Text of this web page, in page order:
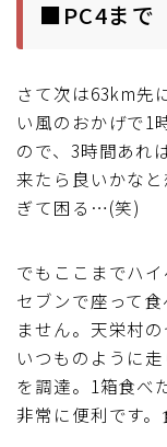
■PC4まで
さて次は63km先
い風のおかげで1
ので、3時間あれ
来たら良いかな
ぎて困る…(笑)
でもここまでハ
セブンで座って
ません。天栄村
いつものように
を調達。1箱食べ
非常に便利です。